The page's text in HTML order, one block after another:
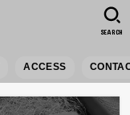
ACCESS
SEARCH